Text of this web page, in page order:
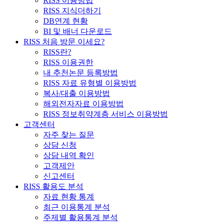
RISS 지식더하기
DB연계 현황
BI 및 배너 다운로드
RISS 처음 방문 이세요?
RISS란?
RISS 이용권한
내 추천논문 등록방법
RISS 자료 유형별 이용방법
복사/대출 이용방법
해외전자자료 이용방법
RISS 정보취약계층 서비스 이용방법
고객센터
자주 찾는 질문
상담 신청
상담 내역 확인
고객제안
신고센터
RISS 활용도 분석
자료 현황 통계
최근 이용통계 분석
주제별 활용통계 분석